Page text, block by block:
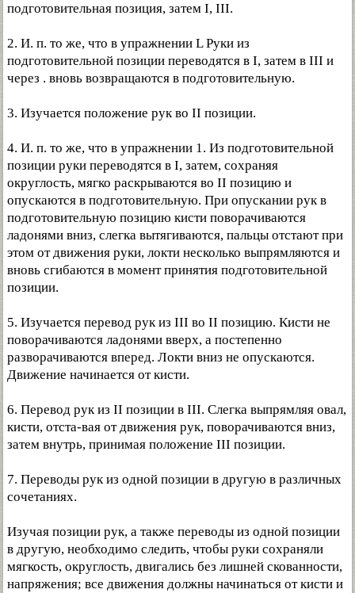
подготовительная позиция, затем I, III.
2. И. п. то же, что в упражнении L Руки из
подготовительной позиции переводятся в I, затем в III и
через . вновь возвращаются в подготовительную.
3. Изучается положение рук во II позиции.
4. И. п. то же, что в упражнении 1. Из подготовительной
позиции руки переводятся в I, затем, сохраняя
округлость, мягко раскрываются во II позицию и
опускаются в подготовительную. При опускании рук в
подготовительную позицию кисти поворачиваются
ладонями вниз, слегка вытягиваются, пальцы отстают при
этом от движения руки, локти несколько выпрямляются и
вновь сгибаются в момент принятия подготовительной
позиции.
5. Изучается перевод рук из III во II позицию. Кисти не
поворачиваются ладонями вверх, а постепенно
разворачиваются вперед. Локти вниз не опускаются.
Движение начинается от кисти.
6. Перевод рук из II позиции в III. Слегка выпрямляя овал,
кисти, отста-вая от движения рук, поворачиваются вниз,
затем внутрь, принимая положение III позиции.
7. Переводы рук из одной позиции в другую в различных
сочетаниях.
Изучая позиции рук, а также переводы из одной позиции
в другую, необходимо следить, чтобы руки сохраняли
мягкость, округлость, двигались без лишней скованности,
напряжения; все движения должны начинаться от кисти и